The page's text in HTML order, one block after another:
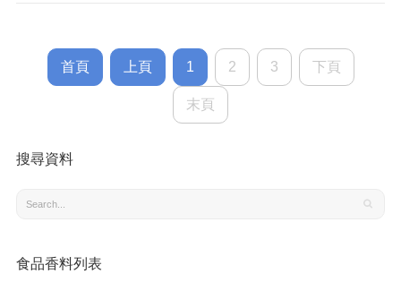
首頁 上頁 1 2 3 下頁
末頁
搜尋資料
食品香料列表